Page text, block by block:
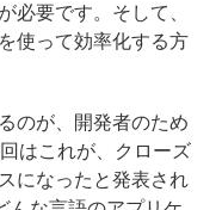
要です。そして、
使って効率化する方
のが、開発者のため
はこれが、クローズ
になったと発表され